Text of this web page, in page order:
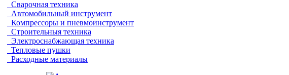
Сварочная техника
Автомобильный инструмент
Компрессоры и пневмоинструмент
Строительныя техника
Электроснабжающая техника
Тепловые пушки
Расходные материалы